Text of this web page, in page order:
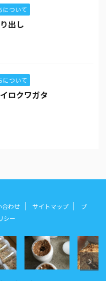
について
出し
について
ロクワガタ
合わせ サイトマップ
プ
シー